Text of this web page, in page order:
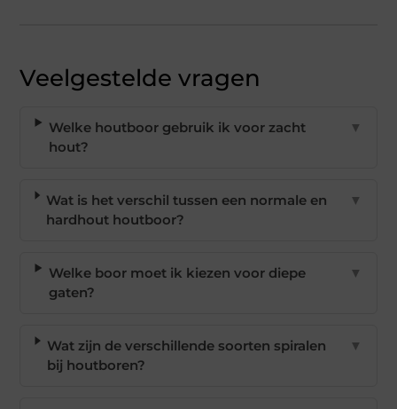
Veelgestelde vragen
Welke houtboor gebruik ik voor zacht
hout?
▼
Wat is het verschil tussen een normale en
hardhout houtboor?
▼
Welke boor moet ik kiezen voor diepe
gaten?
▼
Wat zijn de verschillende soorten spiralen
bij houtboren?
▼